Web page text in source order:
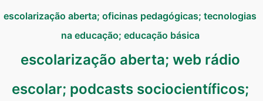
escolarização aberta; oficinas pedagógicas; tecnologias
na educação; educação básica
escolarização aberta; web rádio
escolar; podcasts sociocientíficos;